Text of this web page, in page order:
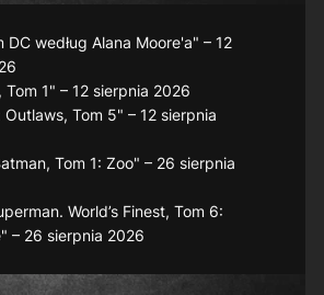
DC według Alana Moore'a" – 12
Tom 1" – 12 sierpnia 2026
Outlaws, Tom 5" – 12 sierpnia
Tom 1: Zoo" – 26 sierpnia
World’s Finest, Tom 6:
– 26 sierpnia 2026